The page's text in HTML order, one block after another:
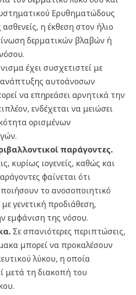
Ερυθηματώδους
η έκθεση στον ήλιο
δερματικών βλαβών ή
έχει συσχετιστεί με
αυτοάνοσων
να επηρεάσει αρνητικά την
ενδέχεται να μειώσει
ορισμένων
παράγοντες.
κυρίως ιογενείς, καθώς και
φαίνεται ότι
το ανοσοποιητικό
γενετική προδιάθεση,
εμφάνιση της νόσου.
Σε σπανιότερες περιπτώσεις,
μπορεί να προκαλέσουν
λύκου, η οποία
τη διακοπή του